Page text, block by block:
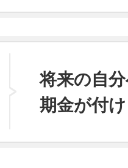
将来の自
期金が付